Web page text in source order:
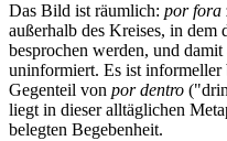
Das Bild ist räumlich: por fora
außerhalb des Kreises, in dem
besprochen werden, und damit
uninformiert. Es ist informeller
Gegenteil von por dentro
liegt in dieser alltäglichen
belegten Begebenheit.